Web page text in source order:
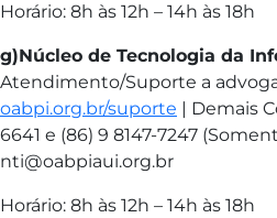
Horário: 8h às 12h – 14h às 18h
g)Núcleo de Tecnologia da
Atendimento/Suporte a
oabpi.org.br/suporte | Demais
6641 e (86) 9 8147-7247
nti@oabpiaui.org.br
Horário: 8h às 12h – 14h às 18h